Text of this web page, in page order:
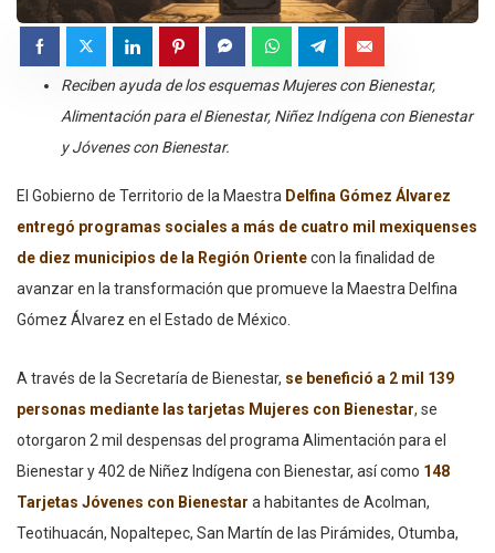
Reciben ayuda de los esquemas Mujeres con Bienestar,
Alimentación para el Bienestar, Niñez Indígena con Bienestar
y Jóvenes con Bienestar.
El Gobierno de Territorio de la Maestra Delfina Gómez Álvarez
entregó programas sociales a más de cuatro mil mexiquenses
de diez municipios de la Región Orientecon la finalidad de
avanzar en la transformación que promueve la Maestra Delfina
Gómez Álvarez en el Estado de México.
A través de la Secretaría de Bienestar, se benefició a 2 mil 139
personas mediante las tarjetas Mujeres con Bienestar, se
otorgaron 2 mil despensas del programa Alimentación para el
Bienestar y 402 de Niñez Indígena con Bienestar, así como 148
Tarjetas Jóvenes con Bienestar a habitantes de Acolman,
Teotihuacán, Nopaltepec, San Martín de las Pirámides, Otumba,